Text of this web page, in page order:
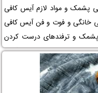
پشمک و مواد لازم آیس کافی
خانگی و فوت و فن آیس کافی
و ترفندهای درست کردن
و نکات مهم در تهیه آیس
در نم نمک بخوانید.